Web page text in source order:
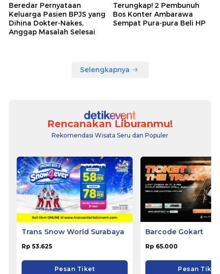
Beredar Pernyataan
Keluarga Pasien BPJS yang
Dihina Dokter-Nakes,
Anggap Masalah Selesai
Terungkap! 2 Pembunuh
Bos Konter Ambarawa
Sempat Pura-pura Beli HP
Selengkapnya
Rencanakan Liburanmu!
Rekomendasi Wisata Seru dan Populer
Trans Snow World Surabaya
Rp 53.625
Pesan Tiket
Barcode Gokart
Rp 65.000
Pesan Tiket